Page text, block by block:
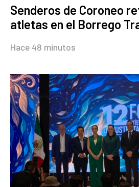
Senderos de Coroneo
atletas en el Borrego
Hace 48 minutos